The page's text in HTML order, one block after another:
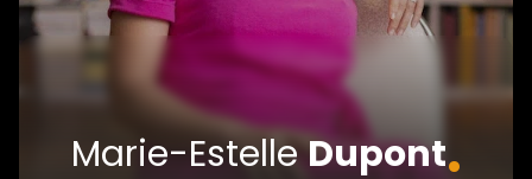
Marie-EstelleDupont.